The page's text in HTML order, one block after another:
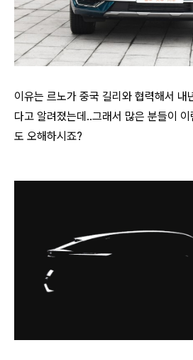
이유는 르노가 중국 길리와 협력해서 내
다고 알려졌는데..그래서 많은 분들이
도 오해하시죠?